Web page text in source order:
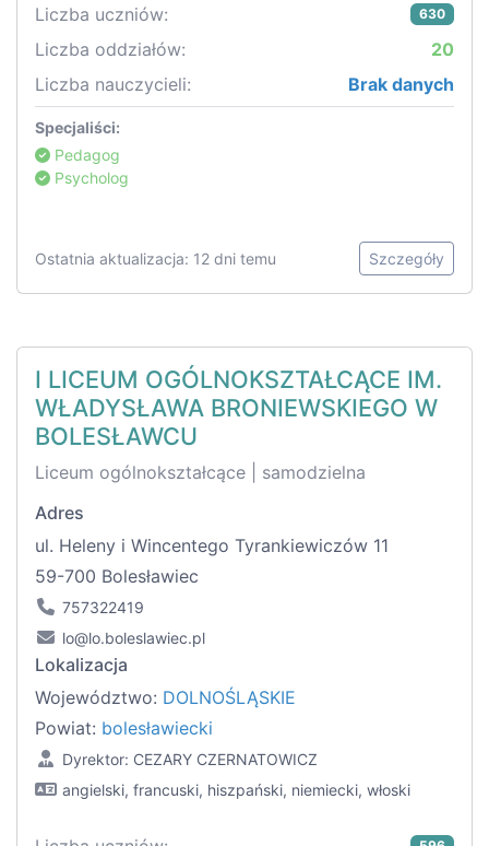
Liczba uczniów: 630
Liczba oddziałów:
20
Liczba nauczycieli:
Brak danych
Specjaliści:
Pedagog
Psycholog
Ostatnia aktualizacja: 12 dni temu Szczegóły
I LICEUM OGÓLNOKSZTAŁCĄCE IM.
WŁADYSŁAWA BRONIEWSKIEGO W
BOLESŁAWCU
Liceum ogólnokształcące | samodzielna
Adres
ul. Heleny i Wincentego Tyrankiewiczów 11
59-700 Bolesławiec
757322419
lo@lo.boleslawiec.pl
Lokalizacja
Województwo: DOLNOŚLĄSKIE
Powiat: bolesławiecki
Dyrektor: CEZARY CZERNATOWICZ
angielski, francuski, hiszpański, niemiecki, włoski